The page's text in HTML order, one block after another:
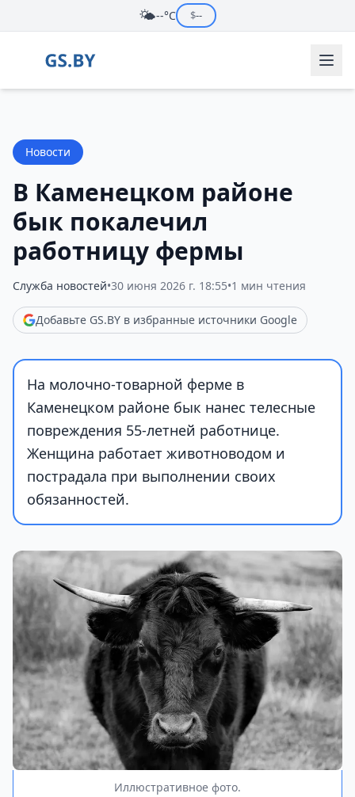
🌤️--°C $--
Новости
В Каменецком районе
бык покалечил
работницу фермы
Служба новостей•30 июня 2026 г. 18:55•1 мин чтения
Добавьте GS.BY в избранные источники Google
На молочно-товарной ферме в
Каменецком районе бык нанес телесные
повреждения 55-летней работнице.
Женщина работает животноводом и
пострадала при выполнении своих
обязанностей.
Иллюстративное фото.